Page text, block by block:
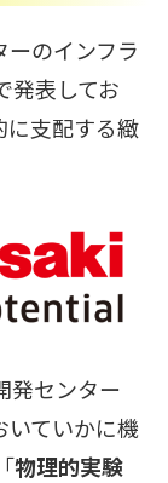
のインフラ
発表してお
に支配する緻
発センター
いていかに機
物理的実験